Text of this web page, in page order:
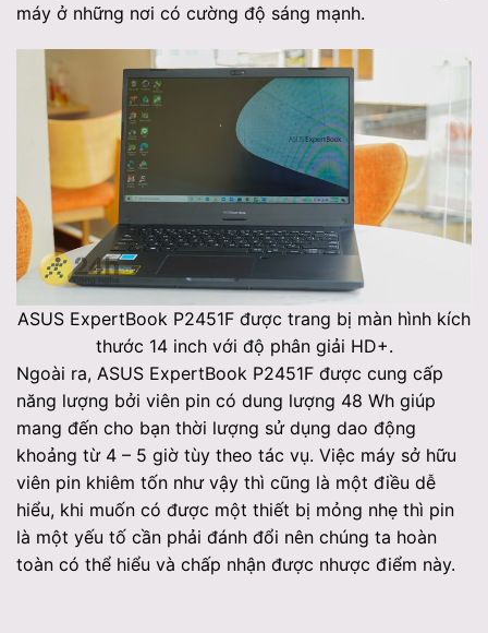
máy ở những nơi có cường độ sáng mạnh.
ASUS ExpertBook P2451F được trang bị màn hình kích
thước 14 inch với độ phân giải HD+.
Ngoài ra, ASUS ExpertBook P2451F được cung cấp
năng lượng bởi viên pin có dung lượng 48 Wh giúp
mang đến cho bạn thời lượng sử dụng dao động
khoảng từ 4 – 5 giờ tùy theo tác vụ. Việc máy sở hữu
viên pin khiêm tốn như vậy thì cũng là một điều dễ
hiểu, khi muốn có được một thiết bị mỏng nhẹ thì pin
là một yếu tố cần phải đánh đổi nên chúng ta hoàn
toàn có thể hiểu và chấp nhận được nhược điểm này.